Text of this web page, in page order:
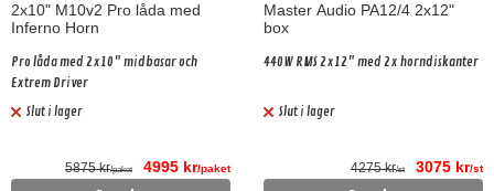
2x10" M10v2 Pro låda med
Inferno Horn
Pro låda med 2x10" midbasar och
Extrem Driver
Slut i lager
5875 kr/paket 4995 kr/paket
Master Audio PA12/4 2x12"
box
440W RMS 2x12" med 2x horndiskanter
Slut i lager
4275 kr/st 3075 kr/st